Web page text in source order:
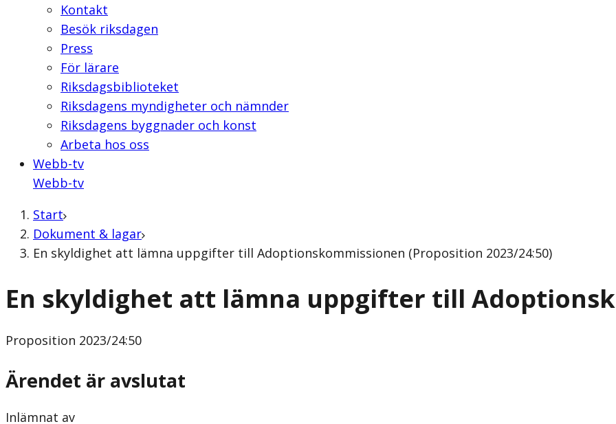
Kontakt
Besök riksdagen
Press
För lärare
Riksdagsbiblioteket
Riksdagens myndigheter och nämnder
Riksdagens byggnader och konst
Arbeta hos oss
Webb-tv
Webb-tv
Start
Dokument & lagar
En skyldighet att lämna uppgifter till Adoptionskommissionen (Proposition 2023/24:50)
En skyldighet att lämna uppgifter till
Proposition 2023/24:50
Ärendet är avslutat
Inlämnat av